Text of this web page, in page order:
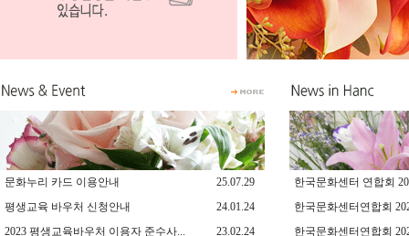
문화누리 카드 이용안내
25.07.29
평생교육 바우처 신청안내
24.01.24
2023 평생교육바우처 이용자 준수사...
23.02.24
한국문화센터 연합회
한국문화센터연합회
한국문화센터연합회